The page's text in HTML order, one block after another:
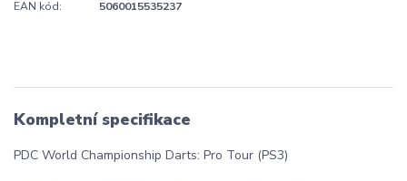
EAN kód: 5060015535237
Kompletní specifikace
PDC World Championship Darts: Pro Tour (PS3)